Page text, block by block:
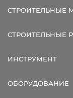
СТРОИТЕЛЬНЫЕ
СТРОИТЕЛЬНЫЕ
ИНСТРУМЕНТ
ОБОРУДОВАНИЕ